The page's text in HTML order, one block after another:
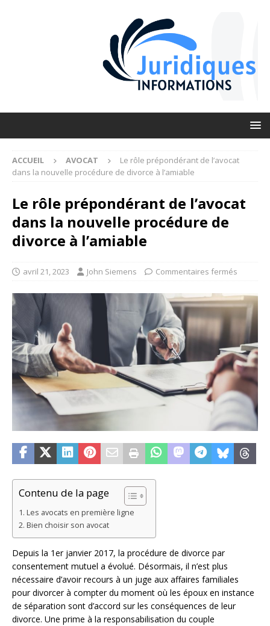
ACCUEIL AVOCAT
Le rôle prépondérant de l’avocat
dans la nouvelle procédure de divorce à l’amiable
Le rôle prépondérant de l’avocat
dans la nouvelle procédure de
divorce à l’amiable
avril 21, 2023 John Siemens Commentaires fermés
Contenu de la page
Les avocats en première ligne
Bien choisir son avocat
Depuis la 1er janvier 2017, la procédure de divorce par
consentement mutuel a évolué. Désormais, il n’est plus
nécessaire d’avoir recours à un juge aux affaires familiales
pour divorcer à compter du moment où les époux en instance
de séparation sont d’accord sur les conséquences de leur
divorce. Une prime à la responsabilisation du couple